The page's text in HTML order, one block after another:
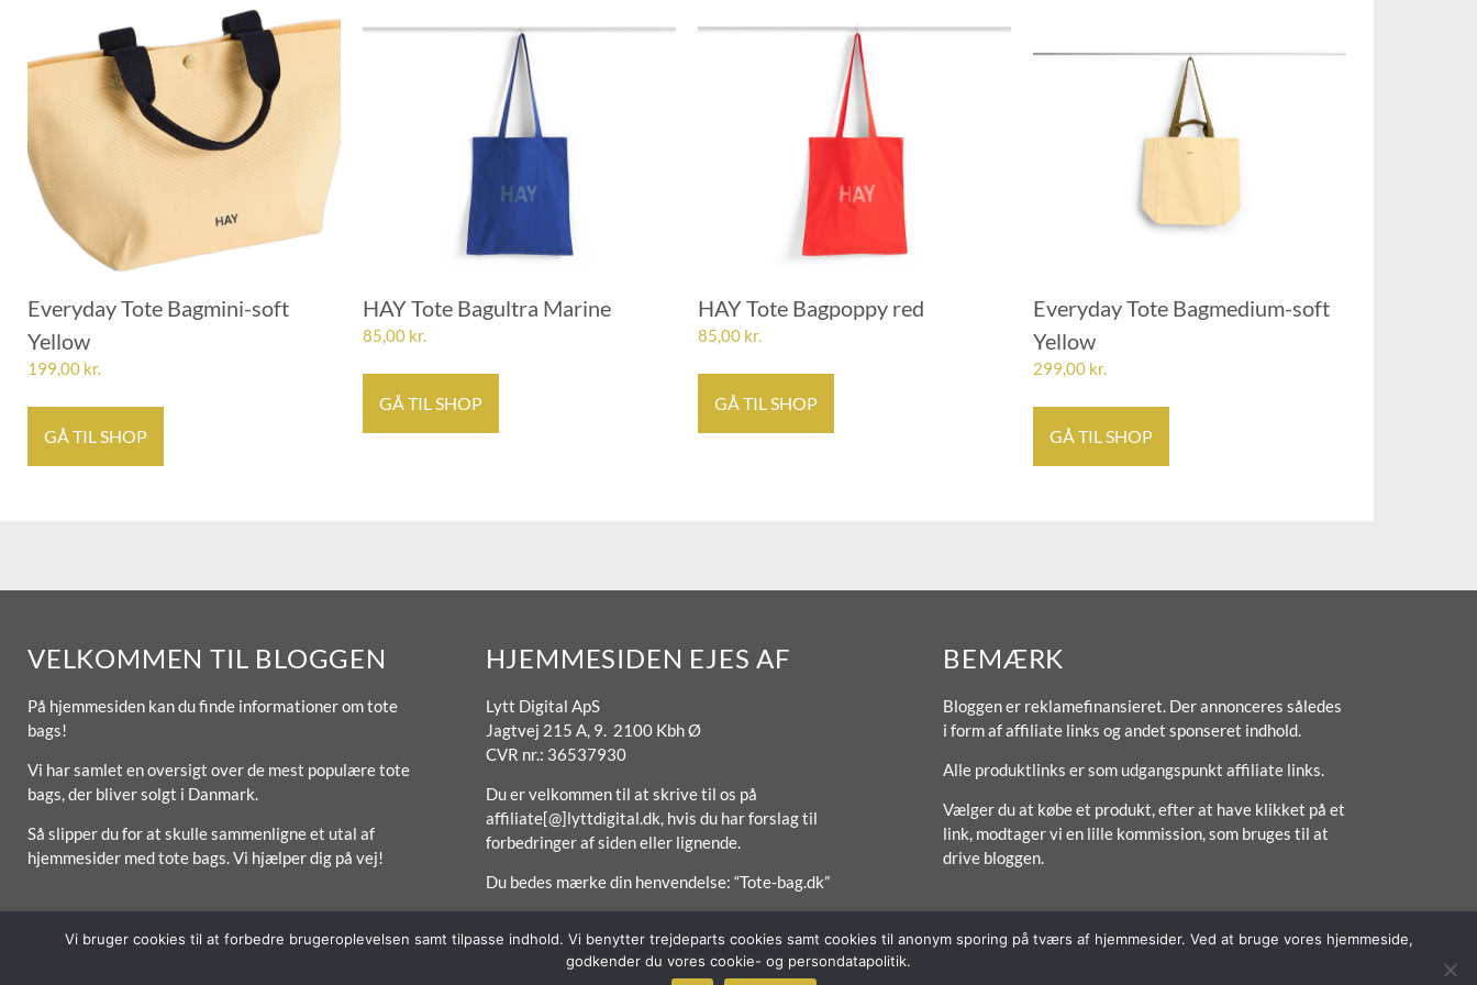
Everyday Tote Bagmini-soft
Yellow
199,00 kr.
GÅ TIL SHOP
HAY Tote Bagultra Marine
85,00 kr.
GÅ TIL SHOP
HAY Tote Bagpoppy red
85,00 kr.
GÅ TIL SHOP
Everyday Tote Bagmedium-soft
Yellow
299,00 kr.
GÅ TIL SHOP
VELKOMMEN TIL BLOGGEN
På hjemmesiden kan du finde informationer om tote
bags!
Vi har samlet en oversigt over de mest populære tote
bags, der bliver solgt i Danmark.
Så slipper du for at skulle sammenligne et utal af
hjemmesider med tote bags. Vi hjælper dig på vej!
HJEMMESIDEN EJES AF
Lytt Digital ApS
Jagtvej 215 A, 9. 2100 Kbh Ø
CVR nr.: 36537930
Du er velkommen til at skrive til os på
affiliate[@]lyttdigital.dk, hvis du har forslag til
forbedringer af siden eller lignende.
Du bedes mærke din henvendelse: “Tote-bag.dk”
BEMÆRK
Bloggen er reklamefinansieret. Der annonceres således
i form af affiliate links og andet sponseret indhold.
Alle produktlinks er som udgangspunkt affiliate links.
Vælger du at købe et produkt, efter at have klikket på et
link, modtager vi en lille kommission, som bruges til at
drive bloggen.
Vi bruger cookies til at forbedre brugeroplevelsen samt tilpasse indhold. Vi benytter trejdeparts cookies samt cookies til anonym sporing på tværs af hjemmesider. Ved at bruge vores hjemmeside,
godkender du vores cookie- og persondatapolitik.